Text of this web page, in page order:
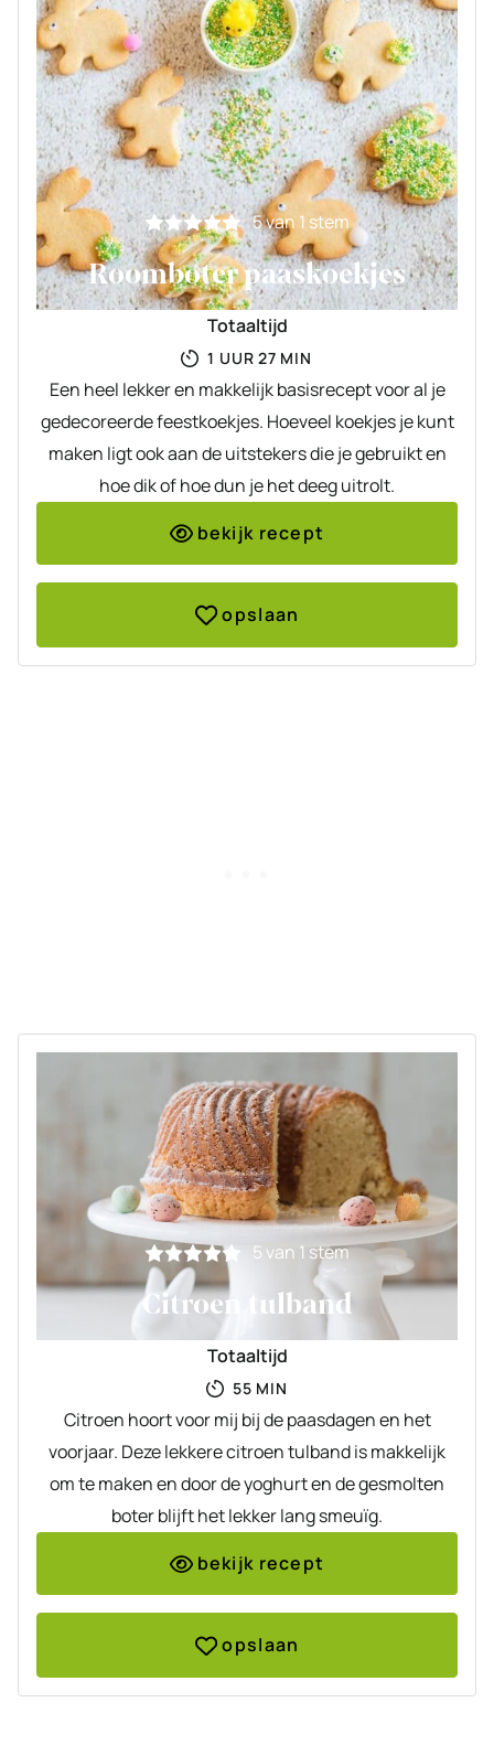
5van 1 stem
Roomboter paaskoekjes
Totaaltijd
1 UUR
UUR 27 MINUTEN
MIN
Een heel lekker en makkelijk basisrecept voor al je
gedecoreerde feestkoekjes. Hoeveel koekjes je kunt
maken ligt ook aan de uitstekers die je gebruikt en
hoe dik of hoe dun je het deeg uitrolt.
bekijk recept
opslaan
5 van 1 stem
Citroen tulband
Totaaltijd
55MINUTEN
MIN
Citroen hoort voor mij bij de paasdagen en het
voorjaar. Deze lekkere citroen tulband is makkelijk
om te maken en door de yoghurt en de gesmolten
boter blijft het lekker lang smeuïg.
bekijk recept
opslaan